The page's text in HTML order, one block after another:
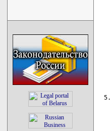
5.